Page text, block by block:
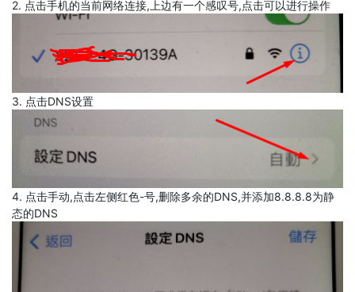
2. 点击手机的当前网络连接,上边有一个感叹号,点击可以进行操作
3. 点击DNS设置
4. 点击手动,点击左侧红色-号,删除多余的DNS,并添加8.8.8.8为静
态的DNS